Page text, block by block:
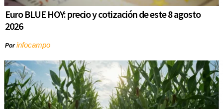
Euro BLUE HOY: precio y cotización de este 8 agosto
2026
Porinfocampo